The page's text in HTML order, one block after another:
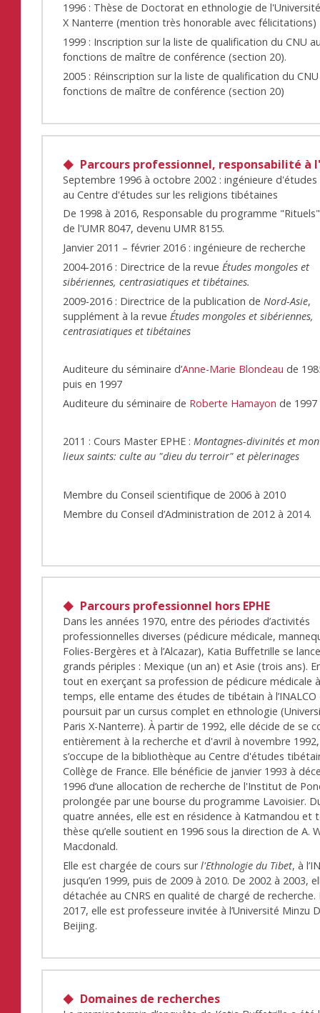
1996 : Thèse de Doctorat en ethnologie de
X Nanterre (mention très honorable avec félicitations)
1999 : Inscription sur la liste de qualification du CNU
fonctions de maître de conférence (section 20).
2005 : Réinscription sur la liste de qualification du
fonctions de maître de conférence (section 20)
Parcours professionnel, responsabilité à
Septembre 1996 à octobre 2002 : ingénieure
au Centre d'études sur les religions tibétaines
De 1998 à 2016, Responsable du programme
de l'UMR 8047, devenu UMR 8155.
Janvier 2011 – février 2016 : ingénieure de recherche
2004-2016 : Directrice de la revue Études mongoles et
sibériennes, centrasiatiques et tibétaines.
2009-2016 : Directrice de la publication de Nord-Asie,
supplément à la revue Études mongoles et sibériennes,
centrasiatiques et tibétaines
Auditeure du séminaire d’Anne-Marie Blondeau de
puis en 1997
Auditeure du séminaire de Roberte Hamayon de
2011 : Cours Master EPHE :Montagnes-divinités et
lieux saints: culte au "dieu du terroir" et pèlerinages
Membre du Conseil scientifique de 2006 à 2010
Membre du Conseil d’Administration de 2012 à 2014.
Parcours professionnel hors EPHE
Dans les années 1970, entre des périodes d’activités
professionnelles diverses (pédicure médicale,
Folies-Bergères et à l’Alcazar), Katia Buffetrille se
grands périples : Mexique (un an) et Asie (trois ans).
tout en exerçant sa profession de pédicure médicale
temps, elle entame des études de tibétain à l’INALCO
poursuit par un cursus complet en ethnologie
Paris X-Nanterre). À partir de 1992, elle décide de se
entièrement à la recherche et d'avril à novembre
s’occupe de la bibliothèque au Centre d'études
Collège de France. Elle bénéficie de janvier 1993 à
1996 d’une allocation de recherche de l'Institut de
prolongée par une bourse du programme Lavoisier.
quatre années, elle est en résidence à Katmandou et
thèse qu’elle soutient en 1996 sous la direction de A.
Macdonald.
Elle est chargée de cours surl'Ethnologie du Tibet, à
jusqu’en 1999, puis de 2009 à 2010. De 2002 à 2003,
détachée au CNRS en qualité de chargé de recherche.
2017, elle est professeure invitée à l’Université Minzu
Beijing.
Domaines de recherches